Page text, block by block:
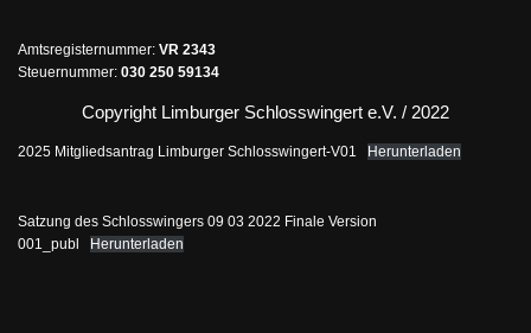
Amtsregisternummer: VR 2343
Steuernummer: 030 250 59134
Copyright Limburger Schlosswingert e.V. / 2022
2025 Mitgliedsantrag Limburger Schlosswingert-V01 Herunterladen
Satzung des Schlosswingers 09 03 2022 Finale Version
001_publ
Herunterladen